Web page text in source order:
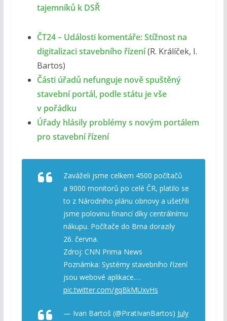
tajemníků k DSŘ
ČT24 – Události komentáře: Stížnost na
digitalizaci stavebního řízení(R. Králíček, I.
Bartos)
Části úřadů nefunguje nově spuštěný
stavební portál, podle státu je vše
v pořádku
Úřady hlásily problémy s novým portálem
pro stavební řízení
Zaváželi jsme celkem 4500 počítačů
a 9000 monitorů po celé ČR, platilo se
to z Národního plánu obnovy a ušetřili
jsme polovinu financí díky centrálnímu
nákupu. Počítače do Brna dorazily
26. června.
Zdroj: CNN Prima News
Poznámka: Systémy stavebního řízení
jsou webové aplikace.…
pic.twitter.com/gqBkMUxvHs
— Ivan Bartoš (@PiratIvanBartos) July